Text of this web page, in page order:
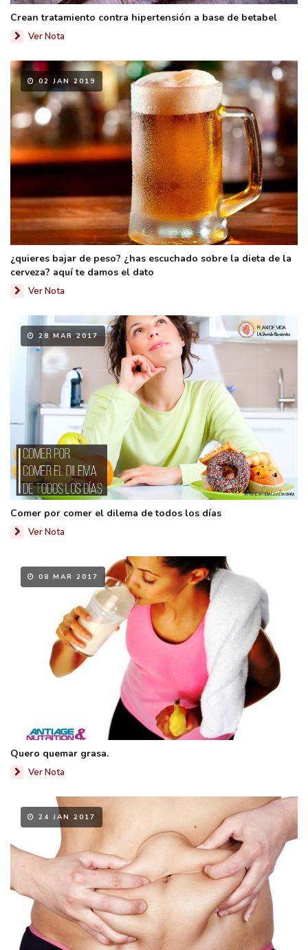
Crean tratamiento contra hipertensión a base de betabel
Ver Nota
02 JAN 2019
¿quieres bajar de peso? ¿has escuchado sobre la dieta de la
cerveza? aquí te damos el dato
Ver Nota
28 MAR 2017
Comer por comer el dilema de todos los días
Ver Nota
08 MAR 2017
Quero quemar grasa.
Ver Nota
24 JAN 2017